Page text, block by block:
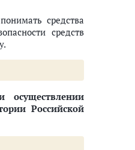
референдума
с нарушением
группы по проведению
выборов, референдума
по проведению
протокола об итогах
средства
средств
осуществлении
Российской